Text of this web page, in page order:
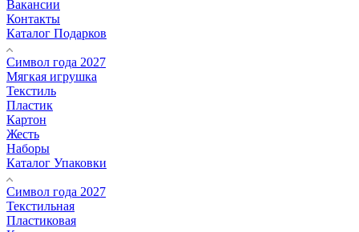
Вакансии
Контакты
Каталог Подарков
Символ года 2027
Мягкая игрушка
Текстиль
Пластик
Картон
Жесть
Наборы
Каталог Упаковки
Символ года 2027
Текстильная
Пластиковая